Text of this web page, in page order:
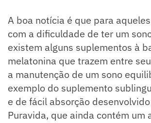
A boa notícia é que para
com a dificuldade de ter um
existem alguns suplementos à
melatonina que trazem entre
a manutenção de um sono
exemplo do suplemento
e de fácil absorção
Puravida, que ainda contém um